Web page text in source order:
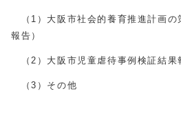
（1）大阪市社会的養育推進計画の
報告）
（2）大阪市児童虐待事例検証結果
（3）その他